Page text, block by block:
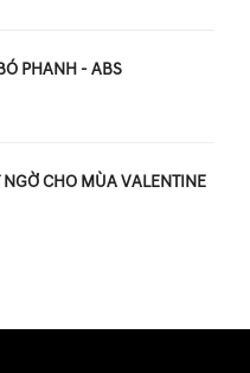
PHANH - ABS
CHO MÙA VALENTINE